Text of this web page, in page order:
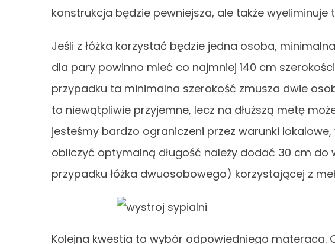
konstrukcja będzie pewniejsza, ale także
Jeśli z łóżka korzystać będzie jedna osoba,
dla pary powinno mieć co najmniej 140 cm
przypadku ta minimalna szerokość zmusza dwie
to niewątpliwie przyjemne, lecz na dłuższą metę
jesteśmy bardzo ograniczeni przez warunki lokalowe,
obliczyć optymalną długość należy dodać 30 cm do
przypadku łóżka dwuosobowego) korzystającej z
Kolejna kwestia to wybór odpowiedniego materaca.